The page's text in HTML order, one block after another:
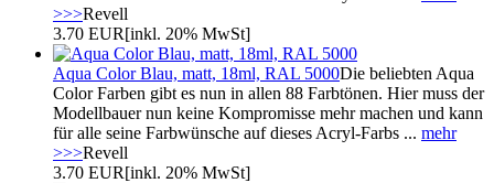
>>>Revell
3.70 EUR[inkl. 20% MwSt]
Aqua Color Blau, matt, 18ml, RAL 5000Die beliebten Aqua
Color Farben gibt es nun in allen 88 Farbtönen. Hier muss der
Modellbauer nun keine Kompromisse mehr machen und kann
für alle seine Farbwünsche auf dieses Acryl-Farbs ... mehr
>>>Revell
3.70 EUR[inkl. 20% MwSt]